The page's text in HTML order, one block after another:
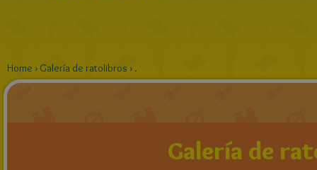
Home › Galería de ratolibros › .
Galería de